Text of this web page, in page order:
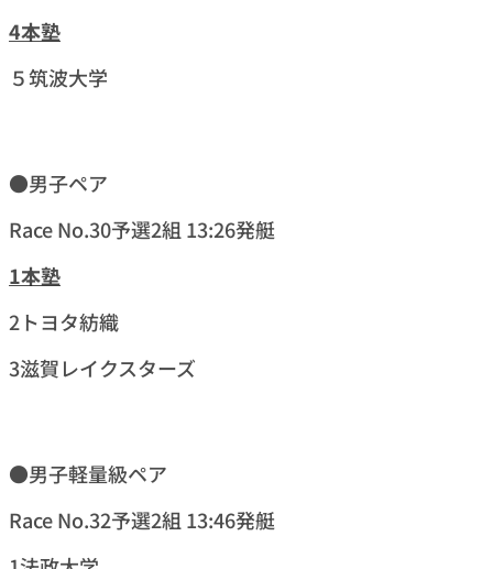
4本塾
５筑波大学
●男子ペア
Race No.30予選2組 13:26発艇
1本塾
2トヨタ紡織
3滋賀レイクスターズ
●男子軽量級ペア
Race No.32予選2組 13:46発艇